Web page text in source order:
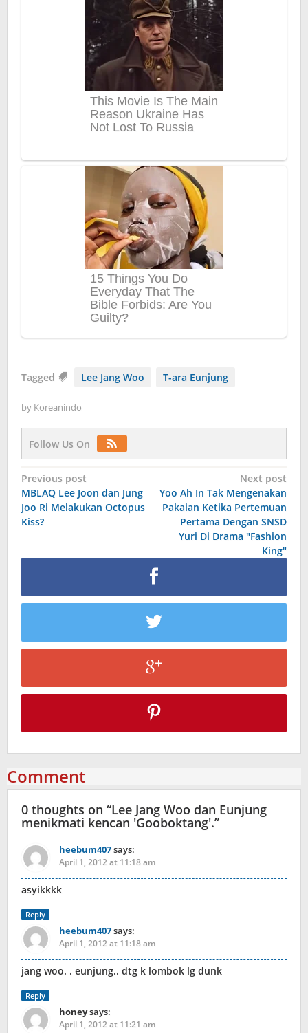
Tagged Lee Jang Woo T-ara Eunjung
by Koreanindo
Follow Us On
Post
navigation
Previous post
MBLAQ Lee Joon dan Jung
Joo Ri Melakukan Octopus
Kiss?
Next post
Yoo Ah In Tak Mengenakan
Pakaian Ketika Pertemuan
Pertama Dengan SNSD
Yuri Di Drama "Fashion
King"
Comment
0 thoughts on “Lee Jang Woo dan Eunjung
menikmati kencan 'Gooboktang'.”
heebum407says:
April 1, 2012 at 11:18 am
asyikkkk
Reply
heebum407says:
April 1, 2012 at 11:18 am
jang woo. . eunjung.. dtg k lombok lg dunk
Reply
honeysays:
April 1, 2012 at 11:21 am